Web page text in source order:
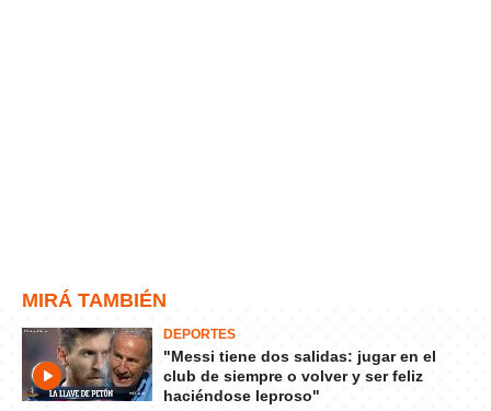
MIRÁ TAMBIÉN
DEPORTES
"Messi tiene dos salidas: jugar en el
club de siempre o volver y ser feliz
haciéndose leproso"